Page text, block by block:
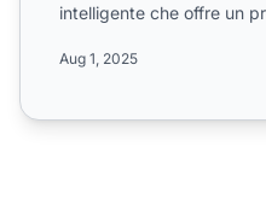
intelligente che offre un
Aug 1, 2025